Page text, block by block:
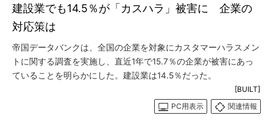
建設業でも14.5％が「カスハラ」被害に 企業の
対応策は
帝国データバンクは、全国の企業を対象にカスタマーハラスメン
トに関する調査を実施し、直近1年で15.7％の企業が被害にあっ
ていることを明らかにした。建設業は14.5％だった。
[BUILT]
PC用表示
関連情報